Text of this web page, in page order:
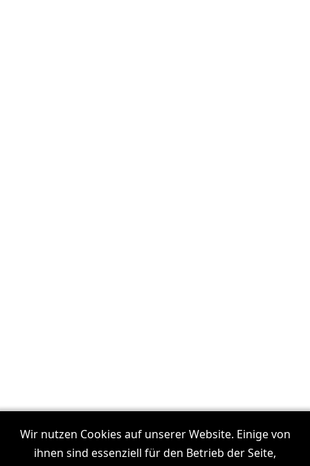
Unsere Filmproduktionen in:
Frankfurt
Dresden Leipzig I München I Stuttgart I Köln
Wir nutzen Cookies auf unserer Website. Einige von
ihnen sind essenziell für den Betrieb der Seite,